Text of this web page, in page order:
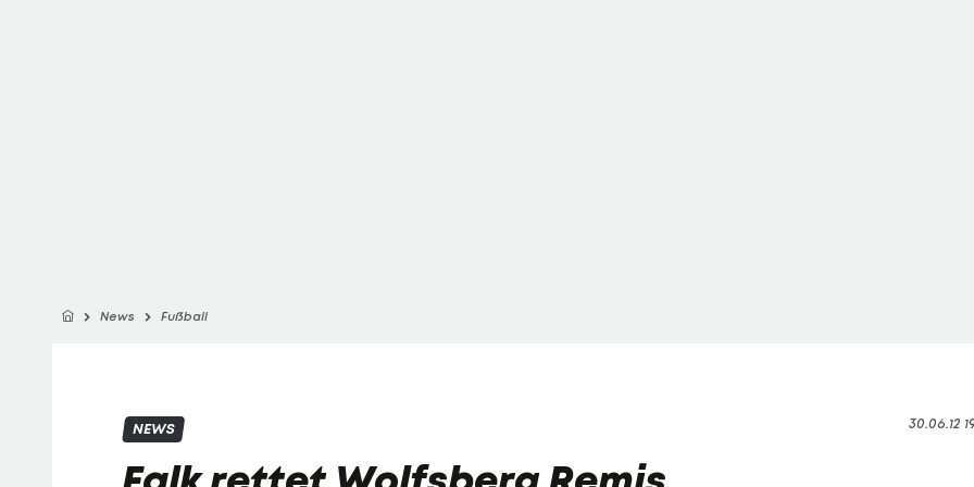
News Fußball
30.06.12
NEWS